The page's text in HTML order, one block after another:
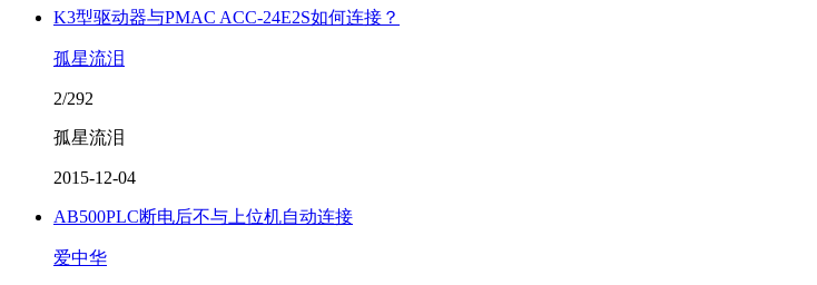
K3型驱动器与PMAC ACC-24E2S如何连接？
孤星流泪
2/292
孤星流泪
2015-12-04
AB500PLC断电后不与上位机自动连接
爱中华